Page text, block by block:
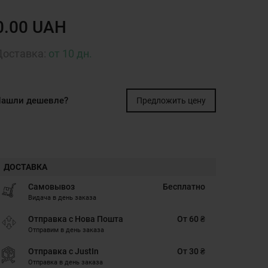
UAH
от 10 дн.
дешевле? Предложить цену
ДОСТАВКА
Самовывоз
Видача в день заказа
Бесплатно
Отправка с Нова Пошта
Отправим в день заказа
От 60 ₴
Отправка с JustIn
Отправка в день заказа
От 30 ₴